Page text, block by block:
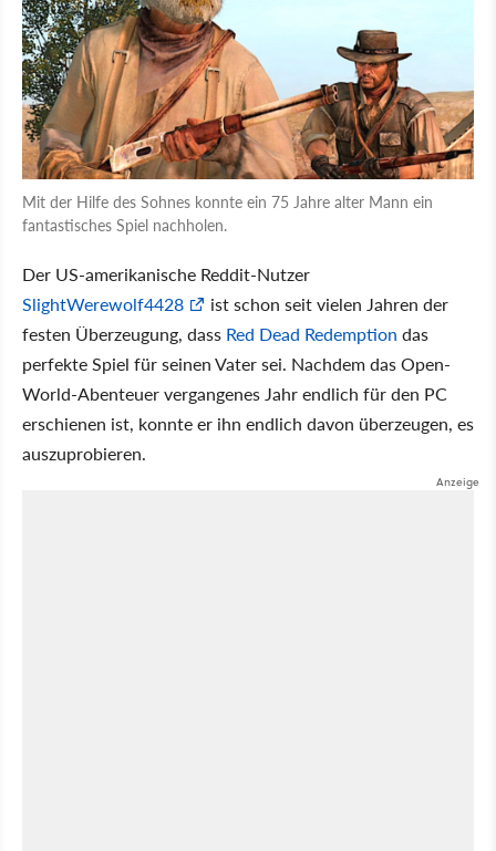
Mit der Hilfe des Sohnes konnte ein 75 Jahre alter Mann ein
fantastisches Spiel nachholen.
Der US-amerikanische Reddit-Nutzer
SlightWerewolf4428
ist schon seit vielen Jahren der
festen Überzeugung, dass Red Dead Redemption das
perfekte Spiel für seinen Vater sei. Nachdem das Open-
World-Abenteuer vergangenes Jahr endlich für den PC
erschienen ist, konnte er ihn endlich davon überzeugen, es
auszuprobieren.